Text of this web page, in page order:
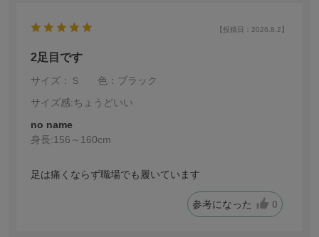
【投稿日：2026.8.2】
2足目です
サイズ：Ｓ
色：ブラック
サイズ感:ちょうどいい
no name
身長:156～160cm
足は痛くならず職場でも履いています
参考になった 0